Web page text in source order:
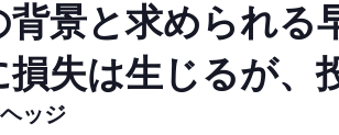
景と求められる
損失は生じるが、
ッジ